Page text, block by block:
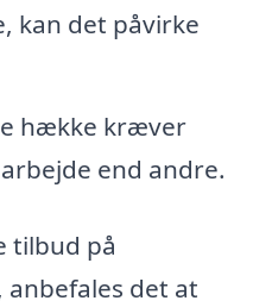
kan det påvirke
hække kræver
end andre.
tilbud på
det at